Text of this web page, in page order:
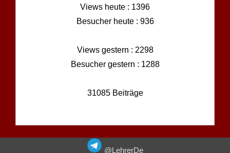
Views heute : 1396
Besucher heute : 936
Views gestern : 2298
Besucher gestern : 1288
31085 Beiträge
@LehrerDe